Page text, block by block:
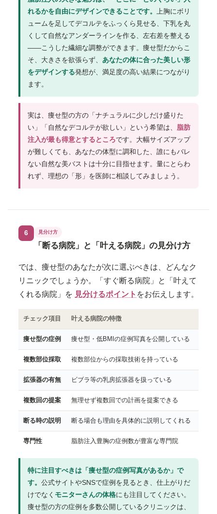
れるかを自由にデザインできることです。
上胸にボリ
ュームを足してデコルテをふっくら見せる、下乳を丸
くして自然なアンダーラインを作る、左右差を整える
——こうした繊細な調整ができます。痩せ型だからこ
そ、大きさを欲張らず、 あなたの体に合った美しい形
をデザインする発想が、満足度の高い結果につながり
ます。
実は、痩せ型の方の「ナチュラルに少しだけ盛りた
い」「自然なデコルテが欲しい」という希望は、 脂肪
注入が最も得意とするところです。大幅サイズアップ
が難しくても、あなたの体型に調和した、誰にもバレ
ない自然な美バストは十分に目指せます。量にとらわ
れず、理想の「形」を医師に相談してみましょう。
6 見分け方
「断る病院」と「叶える病院」の見分け方
では、痩せ型のあなたが次に選ぶべきは、どんなク
リニックでしょうか。「すぐ断る病院」と「叶えて
くれる病院」を 見分けるポイント をお伝えします。
チェック項目 叶える病院の特徴
痩せ型の症例 痩せ型・低BMIの症例写真を公開している
複数部位採取 複数部位からの採取技術を持っている
拡張器の有無 ビブラ等の乳房拡張器を扱っている
複数回の提案 無理せず複数回での計画を提案できる
断る時の説明 断る場合も理由を具体的に説明してくれる
専門性 脂肪注入豊胸の症例数が豊富な専門院
特に注目すべきは「痩せ型の症例写真があるか」で
す。 公式サイトやSNSで症例を見るとき、仕上がりだ
けでなく モニターさんの体格にも注目してください。
痩せ型の方の症例を多数公開しているクリニックは、